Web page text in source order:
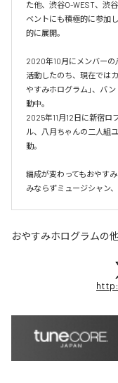
た他、渋⾕O-WEST、渋
ベントにも積極的に参加
的に展開。
2020年10月にメンバーの
活動したのち、現在では
やすみホログラム」、バ
動中。
2025年11月12日に新宿ロ
ル、八月ちゃんの二人組
動。
編成が変わってもおやす
おやすみホログラムの